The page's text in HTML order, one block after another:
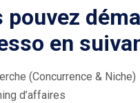
pouvez
en
(Concurrence & Niche)
d’affaires